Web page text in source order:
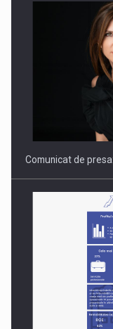
PUTTING
INTERNATIONAL
Comunicat de